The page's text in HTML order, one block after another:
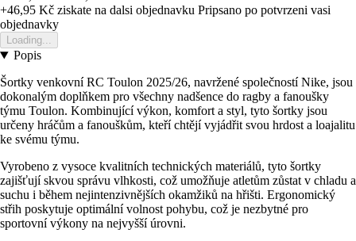
+46,95 Kč ziskate na dalsi objednavku Pripsano po potvrzeni vasi
objednavky
Loading...
Popis
Šortky venkovní RC Toulon 2025/26, navržené společností Nike, jsou
dokonalým doplňkem pro všechny nadšence do ragby a fanoušky
týmu Toulon. Kombinující výkon, komfort a styl, tyto šortky jsou
určeny hráčům a fanouškům, kteří chtějí vyjádřit svou hrdost a loajalitu
ke svému týmu.
Vyrobeno z vysoce kvalitních technických materiálů, tyto šortky
zajišťují skvou správu vlhkosti, což umožňuje atletům zůstat v chladu a
suchu i během nejintenzivnějších okamžiků na hřišti. Ergonomický
střih poskytuje optimální volnost pohybu, což je nezbytné pro
sportovní výkony na nejvyšší úrovni.